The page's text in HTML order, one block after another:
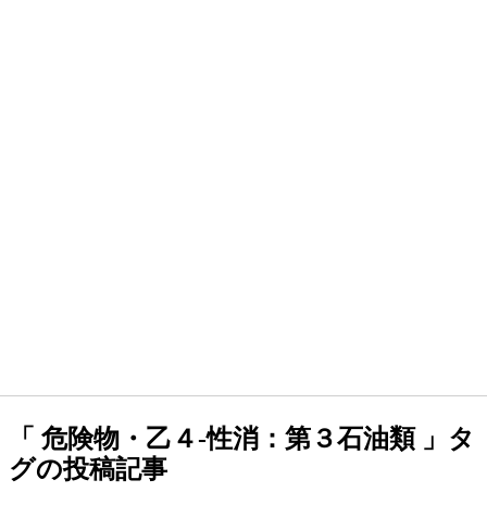
「 危険物・乙４‐性消：第３石油類 」タ
グの投稿記事